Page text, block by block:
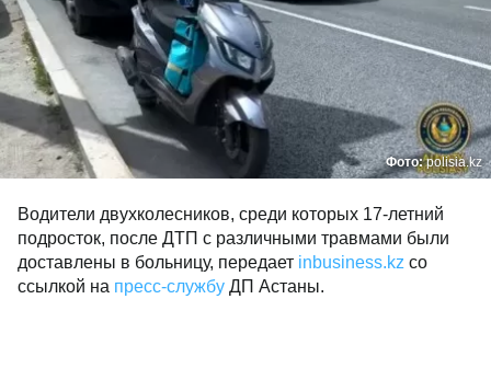
Фото:polisia.kz
Водители двухколесников, среди которых 17-летний
подросток, после ДТП с различными травмами были
доставлены в больницу, передает inbusiness.kz со
ссылкой на пресс-службу ДП Астаны.